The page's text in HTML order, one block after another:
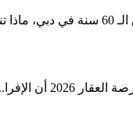
أن الإفرا...